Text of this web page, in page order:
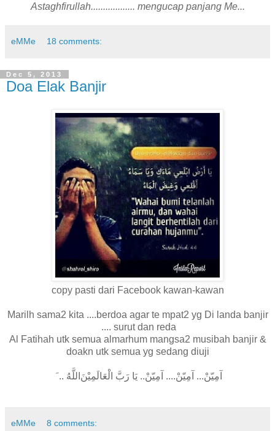
Astaghfirullah.................. mengucap panjang Me...
eMMe 18 comments:
Dec 5, 2013
Doa Elak Banjir
copy pasti dari Facebook kawan-kawan
.... Marilh sama2 kita berdoa agar te mpat2 yg Di landa banjir
surut dan reda ....
Al Fatihah utk semua almarhum mangsa2 musibah banjir &
doakn utk semua yg sedang diuji
اللَّهُ .. َ آمِيّنْ... آمِيّنْ.... آمِيّنْ.. يَا رَبَّ الْعَالَمِيْنَ
eMMe 8 comments: